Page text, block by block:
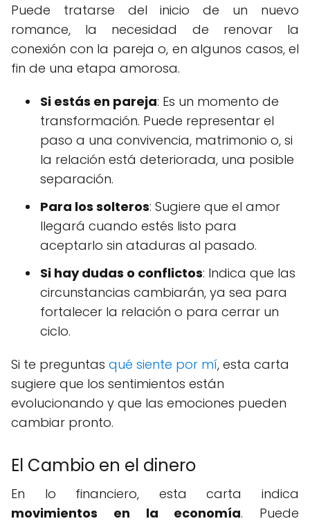
Puede tratarse del inicio de un nuevo
romance, la necesidad de renovar la
conexión con la pareja o, en algunos casos, el
fin de una etapa amorosa.
Si estás en pareja: Es un momento de
transformación. Puede representar el
paso a una convivencia, matrimonio o, si
la relación está deteriorada, una posible
separación.
Para los solteros: Sugiere que el amor
llegará cuando estés listo para
aceptarlo sin ataduras al pasado.
Si hay dudas o conflictos: Indica que las
circunstancias cambiarán, ya sea para
fortalecer la relación o para cerrar un
ciclo.
Si te preguntas qué siente por mí, esta carta
sugiere que los sentimientos están
evolucionando y que las emociones pueden
cambiar pronto.
El Cambio en el dinero
En lo financiero, esta carta indica
movimientos en la economía. Puede